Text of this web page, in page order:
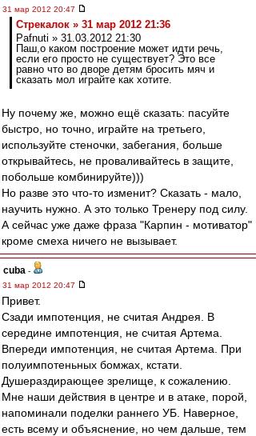
31 мар 2012 20:47
Стрекалок » 31 мар 2012 21:36
Pafnuti » 31.03.2012 21:30
Паш,о каком построение может идти речь,
если его просто не существует? Это все
равно что во дворе детям бросить мяч и
сказать мол играйте как хотите.
Ну почему же, можно ещё сказать: пасуйте
быстро, но точно, играйте на третьего,
используйте стеночки, забегания, больше
открывайтесь, не проваливайтесь в защите,
побольше комбинируйте)))
Но разве это что-то изменит? Сказать - мало,
научить нужно. А это только Тренеру под силу.
А сейчас уже даже фраза "Карпин - мотиватор"
кроме смеха ничего не вызывает.
cuba -
31 мар 2012 20:47
Привет.
Сзади импотенция, не считая Андрея. В
середине импотенция, не считая Артема.
Впереди импотенция, не считая Артема. При
полуимпотеньных бомжах, кстати.
Душераздирающее зрелище, к сожалению.
Мне наши действия в центре и в атаке, порой,
напоминали поделки раннего УБ. Наверное,
есть всему и объяснение, но чем дальше, тем